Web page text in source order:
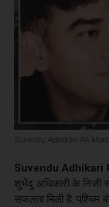
Suvendu Adhikari PA
Suvendu Adhikari
शुभेंदु अधिकारी के निजी
सफलता मिली है.